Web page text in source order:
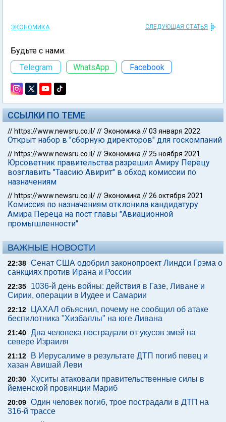
ЭКОНОМИКА СЛЕДУЮЩАЯ СТАТЬЯ
Будьте с нами:
Telegram
WhatsApp Facebook
ССЫЛКИ ПО ТЕМЕ
// https://www.newsru.co.il/// Экономика //03 января 2022
Открыт набор в "сборную директоров" для госкомпаний
// https://www.newsru.co.il/// Экономика //25 ноября 2021
Юрсоветник правительства разрешил Амиру Перецу
возглавить "Таасию Авирит" в обход комиссии по
назначениям
// https://www.newsru.co.il/// Экономика //26 октября 2021
Комиссия по назначениям отклонила кандидатуру
Амира Переца на пост главы "Авиационной
промышленности"
ВАЖНЫЕ НОВОСТИ
22:38 Сенат США одобрил законопроект Линдси Грэма о
санкциях против Ирана и России
22:35
1036-й день войны: действия в Газе, Ливане и
Сирии, операции в Иудее и Самарии
22:12
ЦАХАЛ объяснил, почему не сообщил об атаке
беспилотника "Хизбаллы" на юге Ливана
21:40 Два человека пострадали от укусов змей на
севере Израиля
21:12
В Иерусалиме в результате ДТП погиб певец и
хазан Авишай Леви
20:30
Хуситы атаковали правительственные силы в
йеменской провинции Мариб
20:09 Один человек погиб, трое пострадали в ДТП на
316-й трассе